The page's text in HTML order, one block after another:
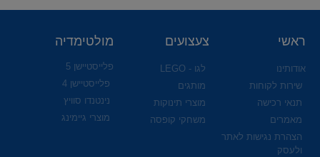
ראשי
אודותינו
שירות לקוחות
תנאי רכישה
מאמרים
הצהרת נגישות לאתר
ולעסק
צעצועים
לגו - LEGO
מותגים
מוצרי תינוקות
משחקי קופסה
מולטימדיה
פלייסטיישן 5
פלייסטיישן 4
נינטנדו סוויץ
מוצרי גיימינג